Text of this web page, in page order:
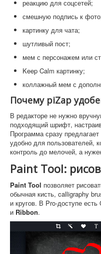
реакцию для соцсетей;
смешную подпись к
картинку для чата;
шутливый пост;
мем с персонажем или
Keep Calm картинку;
коллажный мем с
Почему piZap
В редакторе не нужно
подходящий шрифт,
Программа сразу
удобно для пользователей,
контроль до мелочей, а
Paint Tool:
Paint Tool позволяет
обычная кисть, calligraphy
и кругов. В Pro-доступе
и Ribbon.